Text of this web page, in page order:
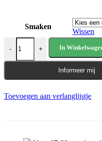
Smaken
Wissen
-
PRIME Hydration Drink (3 x
+ In
Informeer mij
Toevoegen aan verlanglijstje